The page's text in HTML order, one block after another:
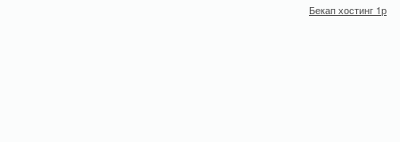
Бекап хостинг 1р